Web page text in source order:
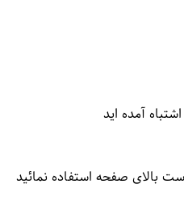
آمده اید
بالای صفحه استفاده نمائید